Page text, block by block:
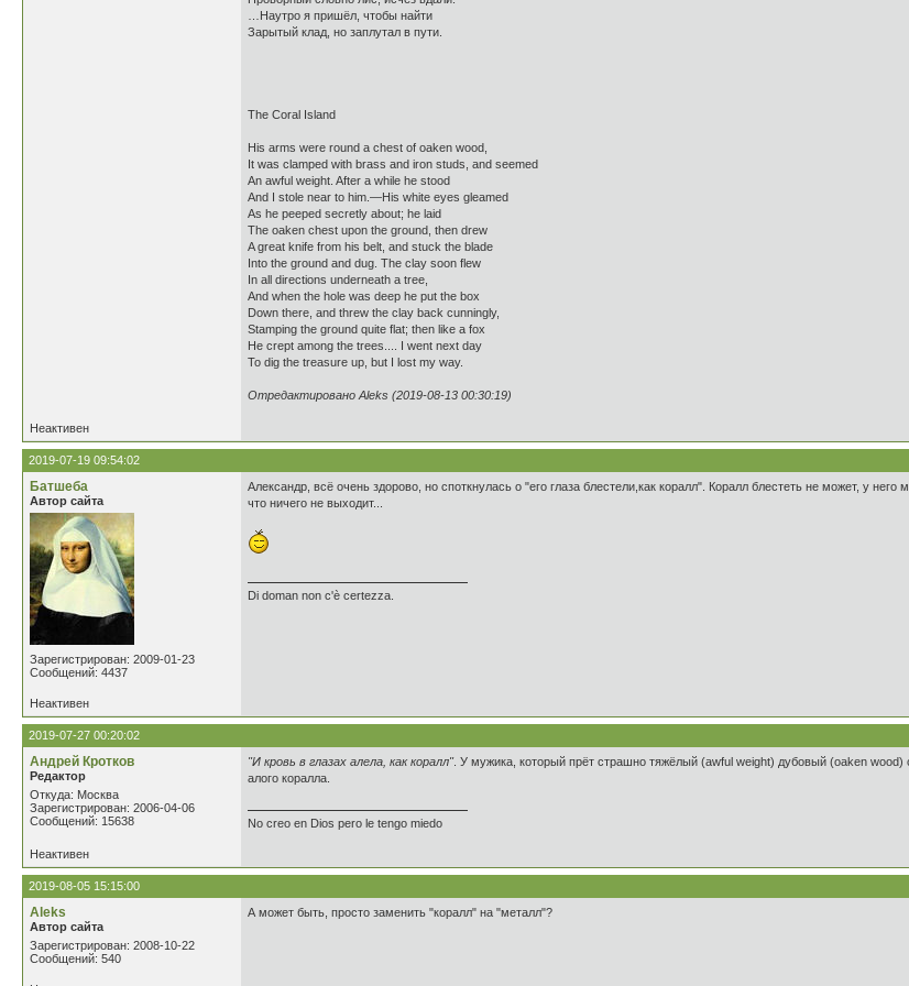
…Наутро я пришёл, чтобы найти
Зарытый клад, но заплутал в пути.
The Coral Island
His arms were round a chest of oaken wood,
It was clamped with brass and iron studs, and seemed
An awful weight. After a while he stood
And I stole near to him.—His white eyes gleamed
As he peeped secretly about; he laid
The oaken chest upon the ground, then drew
A great knife from his belt, and stuck the blade
Into the ground and dug. The clay soon flew
In all directions underneath a tree,
And when the hole was deep he put the box
Down there, and threw the clay back cunningly,
Stamping the ground quite flat; then like a fox
He crept among the trees.... I went next day
To dig the treasure up, but I lost my way.
Отредактировано Aleks (2019-08-13 00:30:19)
Неактивен
2019-07-19 09:54:02
Батшеба
Автор сайта
Зарегистрирован: 2009-01-23
Сообщений: 4437
Александр, всё очень здорово, но споткнулась о "его глаза блестели,как коралл". Коралл блестеть не может, у
что ничего не выходит...
Di doman non c'è certezza.
Неактивен
2019-07-27 00:20:02
Андрей Кротков
Редактор
Откуда: Москва
Зарегистрирован: 2006-04-06
Сообщений: 15638
"И кровь в глазах алела, как коралл". У мужика, который прёт страшно тяжёлый (awful weight) дубовый (oaken wood)
алого коралла.
No creo en Dios pero le tengo miedo
Неактивен
2019-08-05 15:15:00
Aleks
Автор сайта
Зарегистрирован: 2008-10-22
Сообщений: 540
А может быть, просто заменить "коралл" на "металл"?